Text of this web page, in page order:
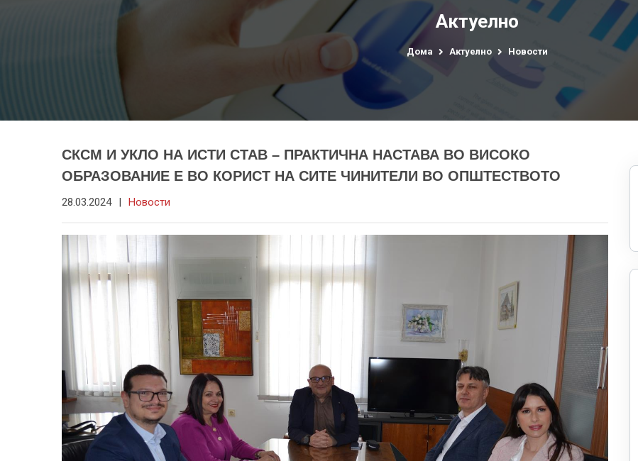
Актуелно
Дома Актуелно Новости
СКСМ И УКЛО НА ИСТИ СТАВ – ПРАКТИЧНА НАСТАВА ВО ВИСОКО
ОБРАЗОВАНИЕ Е ВО КОРИСТ НА СИТЕ ЧИНИТЕЛИ ВО ОПШТЕСТВОТО
28.03.2024 | Новости